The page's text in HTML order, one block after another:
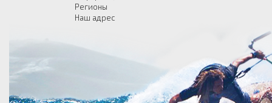
Регионы
Наш адрес